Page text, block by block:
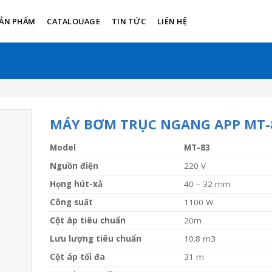
PHẨM CATALOUAGE TIN TỨC LIÊN HỆ
MÁY BƠM TRỤC NGANG APP
Model
MT-83
Nguồn điện
220 V
Họng hút-xả
40 – 32 mm
Công suất
1100 W
Cột áp tiêu chuẩn
20m
Lưu lượng tiêu chuẩn
10.8 m3
Cột áp tối đa
31 m